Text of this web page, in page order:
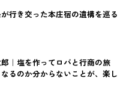
行き交った本庄宿の遺構を巡る
｜塩を作ってロバと行商の旅
るのか分からないことが、楽し